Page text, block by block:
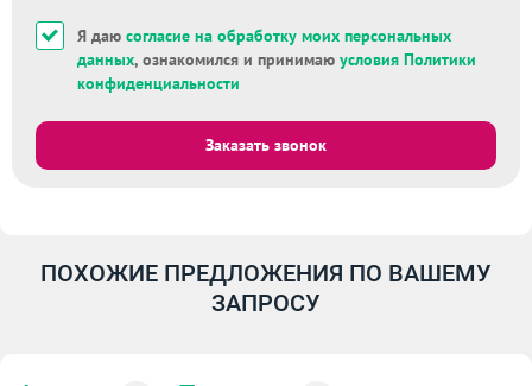
Я даю согласие на обработку моих персональных
данных, ознакомился и принимаю условия Политики
конфиденциальности
Заказать звонок
ПОХОЖИЕ ПРЕДЛОЖЕНИЯ ПО ВАШЕМУ
ЗАПРОСУ